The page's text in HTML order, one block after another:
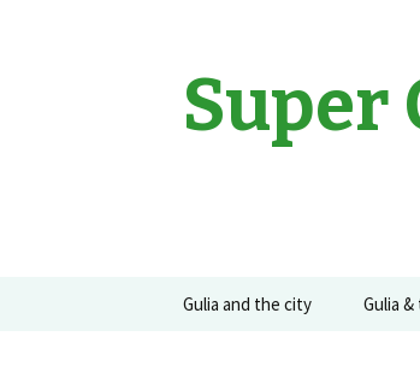
Super
Sari
Gulia and the city Gulia